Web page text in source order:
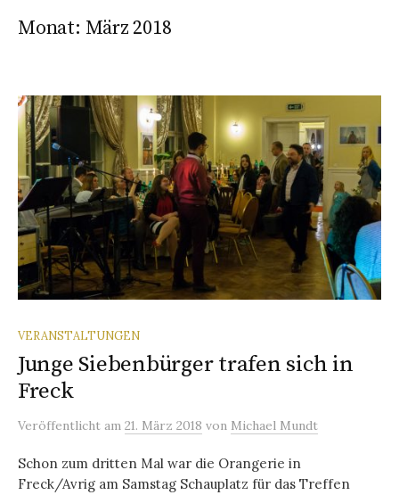
Monat: März 2018
VERANSTALTUNGEN
Junge Siebenbürger trafen sich in
Freck
Veröffentlicht am 21. März 2018 von Michael Mundt
Schon zum dritten Mal war die Orangerie in
Freck/Avrig am Samstag Schauplatz für das Treffen